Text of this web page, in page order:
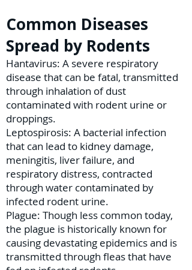
Common Diseases
Spread by Rodents
Hantavirus: A severe respiratory
disease that can be fatal, transmitted
through inhalation of dust
contaminated with rodent urine or
droppings.
Leptospirosis: A bacterial infection
that can lead to kidney damage,
meningitis, liver failure, and
respiratory distress, contracted
through water contaminated by
infected rodent urine.
Plague: Though less common today,
the plague is historically known for
causing devastating epidemics and is
transmitted through fleas that have